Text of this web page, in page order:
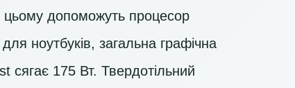
цьому допоможуть процесор
для ноутбуків, загальна графічна
сягає 175 Вт. Твердотільний